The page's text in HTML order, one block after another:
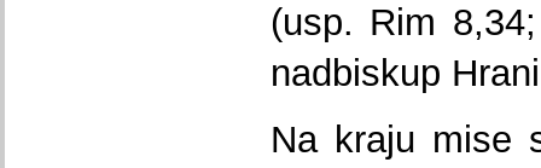
(usp. Rim
nadbiskup
Na kraju mise